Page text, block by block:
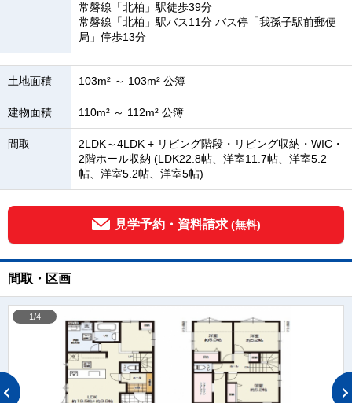
常磐線「北柏」駅徒歩39分
常磐線「北柏」駅バス11分 バス停「我孫子駅前郵便
局」停歩13分
土地面積 103m² ～ 103m² 公簿
建物面積 110m² ～ 112m² 公簿
間取
2LDK～4LDK + リビング階段・リビング収納・WIC・
2階ホール収納 (LDK22.8帖、洋室11.7帖、洋室5.2
帖、洋室5.2帖、洋室5帖)
見学予約・資料請求 (無料)
間取・区画
1/4